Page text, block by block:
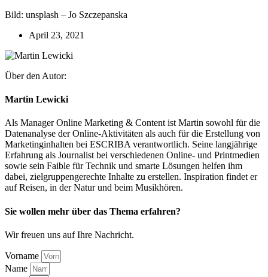
Bild: unsplash – Jo Szczepanska
April 23, 2021
Über den Autor:
Martin Lewicki
Als Manager Online Marketing & Content ist Martin sowohl für die
Datenanalyse der Online-Aktivitäten als auch für die Erstellung von
Marketinginhalten bei ESCRIBA verantwortlich. Seine langjährige
Erfahrung als Journalist bei verschiedenen Online- und Printmedien
sowie sein Faible für Technik und smarte Lösungen helfen ihm
dabei, zielgruppengerechte Inhalte zu erstellen. Inspiration findet er
auf Reisen, in der Natur und beim Musikhören.
Sie wollen mehr über das Thema erfahren?
Wir freuen uns auf Ihre Nachricht.
Vorname
Name